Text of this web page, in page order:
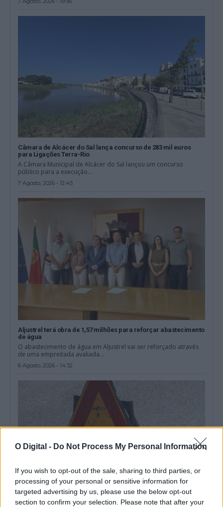
O Digital - Do Not Process My Personal Information
If you wish to opt-out of the sale, sharing to third parties, or
processing of your personal or sensitive information for
targeted advertising by us, please use the below opt-out
section to confirm your selection. Please note that after your
Câmara de Alcácer do Sal lança concurso de 283 mil euros
para Ligações Terra-Rio
A Câmara Municipal de Alcácer do Sal lançou um concurso
público para a execução...
7 Agosto, 2026 - 12:45
Aljustrel terá obra de 1,57 milhões para reforçar abastecimento
de água
O abastecimento de água em Aljustrel vai ser reforçado através
de uma empreitada avaliada...
6 Agosto, 2026 - 14:32